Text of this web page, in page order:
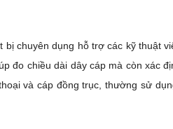
bị chuyên dụng hỗ trợ các kỹ thuật
đo chiều dài dây cáp mà còn xác
và cáp đồng trục, thường sử